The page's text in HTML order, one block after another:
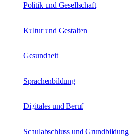
Politik und Gesellschaft
Kultur und Gestalten
Gesundheit
Sprachenbildung
Digitales und Beruf
Schulabschluss und Grundbildung